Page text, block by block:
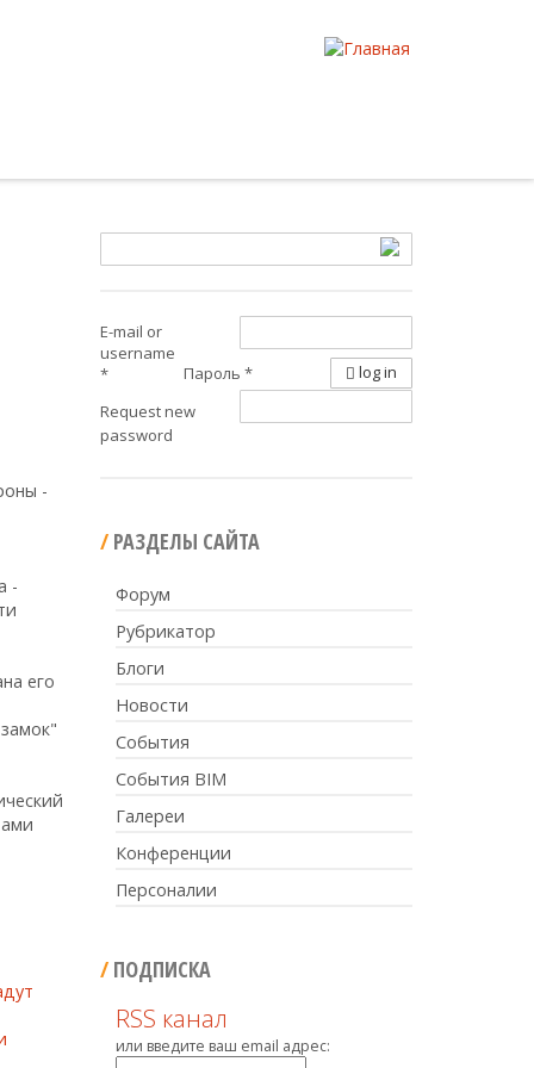
-
-
его
E-mail or
username
*
Пароль *
Request new
password
log in
РАЗДЕЛЫ САЙТА
Форум
Рубрикатор
Блоги
Новости
События
События BIM
Галереи
Конференции
Персоналии
ПОДПИСКА
RSS канал
или введите ваш email адрес: